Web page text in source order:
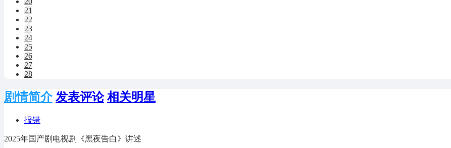
21
22
23
24
25
26
27
28
剧情简介 发表评论 相关明星
报错
2025年国产剧电视剧《黑夜告白》讲述